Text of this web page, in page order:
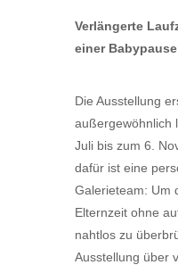
Verlängerte
einer Babypause
Die Ausstellung
außergewöhnlich
Juli bis zum 6.
dafür ist eine
Galerieteam: Um
Elternzeit ohne
nahtlos zu
Ausstellung über